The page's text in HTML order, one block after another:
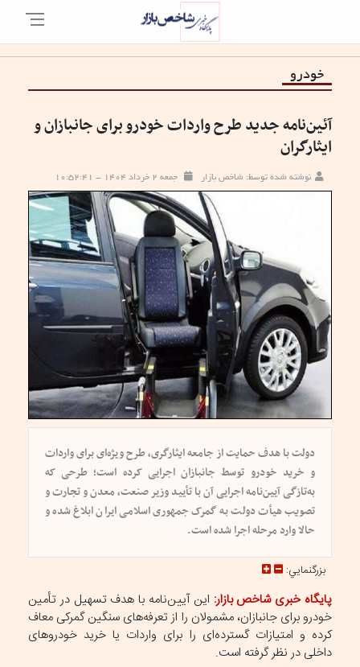
خودرو
آئین‌نامه جدید طرح واردات خودرو برای جانبازان و
ایثارگران
نوشته شده توسط: شاخص بازار جمعه ۲ خرداد ۱۴۰۴ - ۱۰:۵۲:۴۱
دولت با هدف حمایت از جامعه ایثارگری، طرح ویژه‌ای برای واردات
و خرید خودرو توسط جانبازان اجرایی کرده است؛ طرحی که
به‌تازگی آیین‌نامه اجرایی آن با تأیید وزیر صنعت، معدن و تجارت و
تصویب هیأت دولت به گمرک جمهوری اسلامی ایران ابلاغ شده و
حالا وارد مرحله اجرا شده است.
بزرگنمايي:
پایگاه خبری شاخص بازار: این آیین‌نامه با هدف تسهیل در تأمین
خودرو برای جانبازان، مشمولان را از تعرفه‌های سنگین گمرکی معاف
کرده و امتیازات گسترده‌ای را برای واردات یا خرید خودرو‌های
داخلی در نظر گرفته است.